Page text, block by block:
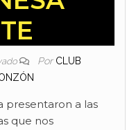
Por CLUB
presentaron a las
que nos